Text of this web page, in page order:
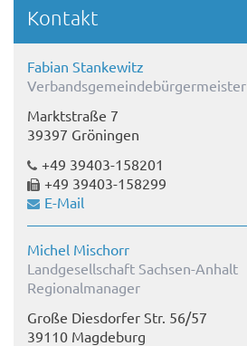
Kontakt
Fabian Stankewitz
Verbandsgemeindebürgermeister
Marktstraße 7
39397 Gröningen
+49 39403-158201
+49 39403-158299
E-Mail
Michel Mischorr
Landgesellschaft Sachsen-Anhalt
Regionalmanager
Große Diesdorfer Str. 56/57
39110 Magdeburg